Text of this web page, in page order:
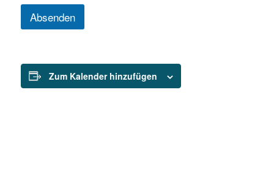
W
e
Absenden
Zum Kalender hinzufügen